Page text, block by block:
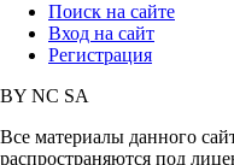
Поиск на сайте
Вход на сайт
Регистрация
BY NC SA
Все материалы данного
распространяются под